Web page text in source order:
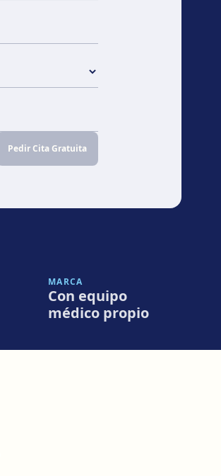
Pedir Cita Gratuita
MARCA
Con equipo
médico propio